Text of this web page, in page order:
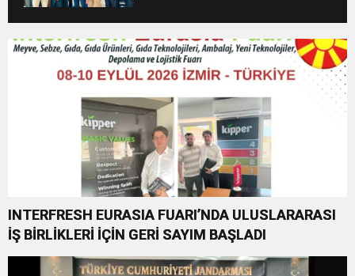
INTERFRESH EURASIA FUARI’NDA ULUSLARARASI
İŞ BİRLİKLERİ İÇİN GERİ SAYIM BAŞLADI